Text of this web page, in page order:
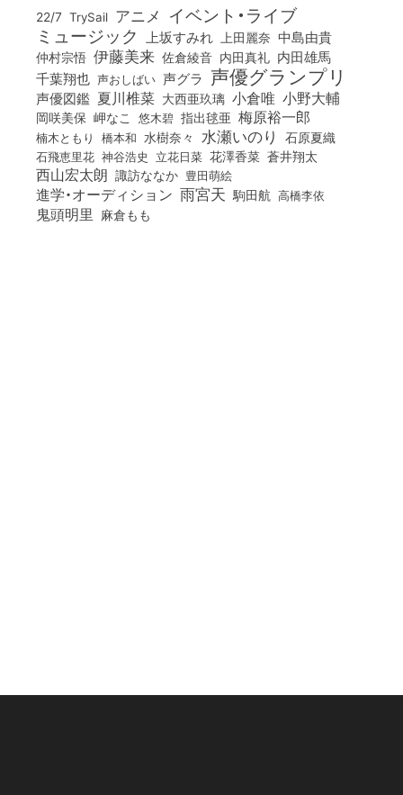
22/7 TrySail アニメ イベント・ライブ
ミュージック 上坂すみれ 上田麗奈 中島由貴
仲村宗悟 伊藤美来 佐倉綾音 内田真礼 内田雄馬
千葉翔也 声おしばい 声グラ 声優グランプリ
声優図鑑 夏川椎菜 大西亜玖璃 小倉唯 小野大輔
岡咲美保 岬なこ 悠木碧 指出毬亜 梅原裕一郎
楠木ともり 橋本和 水樹奈々 水瀬いのり 石原夏織
石飛恵里花 神谷浩史 立花日菜 花澤香菜 蒼井翔太
西山宏太朗 諏訪ななか 豊田萌絵
進学・オーディション 雨宮天 駒田航 高橋李依
鬼頭明里 麻倉もも